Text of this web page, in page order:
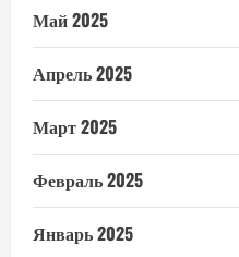
Май 2025
Апрель 2025
Март 2025
Февраль 2025
Январь 2025